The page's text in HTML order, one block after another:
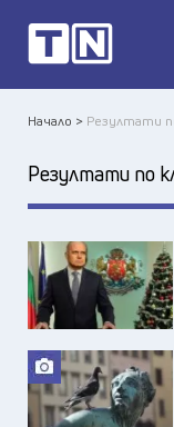
Начало > Резултати
Резултати по